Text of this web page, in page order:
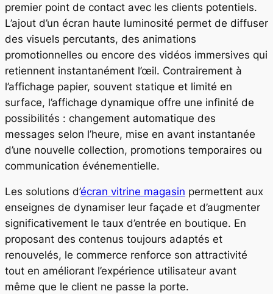
premier point de contact avec les clients potentiels.
L’ajout d’un écran haute luminosité permet de diffuser
des visuels percutants, des animations
promotionnelles ou encore des vidéos immersives qui
retiennent instantanément l’œil. Contrairement à
l’affichage papier, souvent statique et limité en
surface, l’affichage dynamique offre une infinité de
possibilités : changement automatique des
messages selon l’heure, mise en avant instantanée
d’une nouvelle collection, promotions temporaires ou
communication événementielle.
Les solutions d’écran vitrine magasin permettent aux
enseignes de dynamiser leur façade et d’augmenter
significativement le taux d’entrée en boutique. En
proposant des contenus toujours adaptés et
renouvelés, le commerce renforce son attractivité
tout en améliorant l’expérience utilisateur avant
même que le client ne passe la porte.